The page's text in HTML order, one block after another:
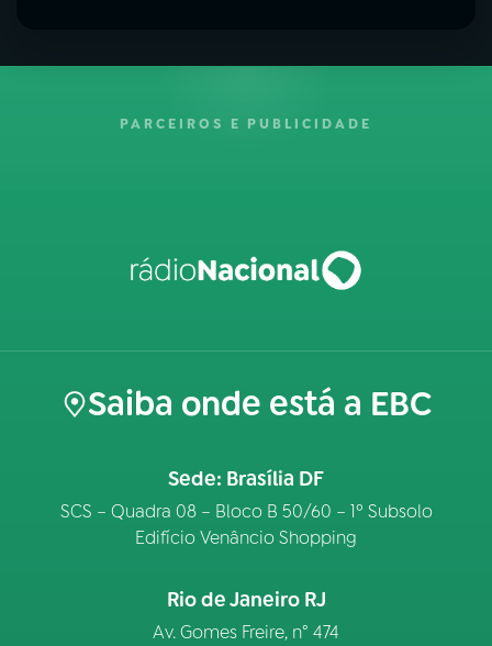
PARCEIROS E PUBLICIDADE
Saiba onde está a EBC
Sede: Brasília DF
SCS – Quadra 08 – Bloco B 50/60 – 1º Subsolo
Edifício Venâncio Shopping
Rio de Janeiro RJ
Av. Gomes Freire, n° 474